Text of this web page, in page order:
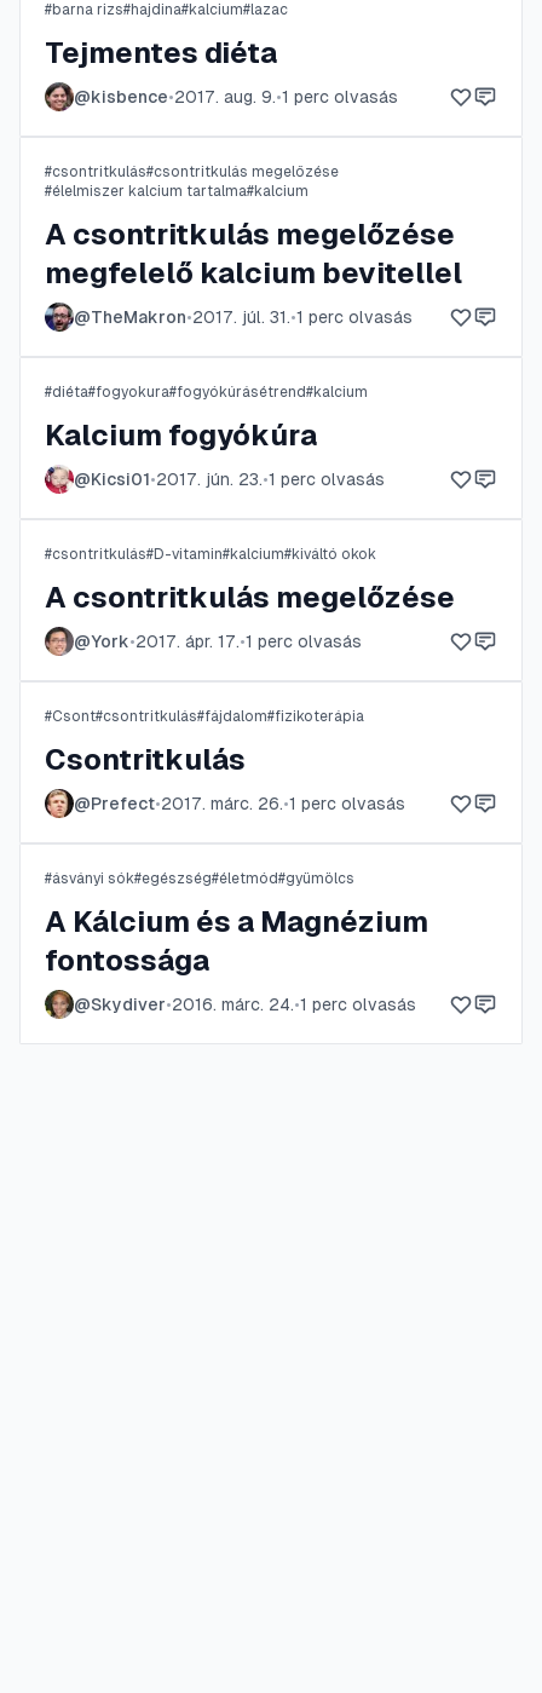
#barna rizs#hajdina#kalcium#lazac
Tejmentes diéta
@kisbence•2017. aug. 9.•1 perc olvasás
#csontritkulás#csontritkulás megelőzése
#élelmiszer kalcium tartalma#kalcium
A csontritkulás megelőzése
megfelelő kalcium bevitellel
@TheMakron•2017. júl. 31.•1 perc olvasás
#diéta#fogyokura#fogyókúrásétrend#kalcium
Kalcium fogyókúra
@Kicsi01•2017. jún. 23.•1 perc olvasás
#csontritkulás#D-vitamin#kalcium#kiváltó okok
A csontritkulás megelőzése
@York•2017. ápr. 17.•1 perc olvasás
#Csont#csontritkulás#fájdalom#fizikoterápia
Csontritkulás
@Prefect•2017. márc. 26.•1 perc olvasás
#ásványi sók#egészség#életmód#gyümölcs
A Kálcium és a Magnézium
fontossága
@Skydiver•2016. márc. 24.•1 perc olvasás